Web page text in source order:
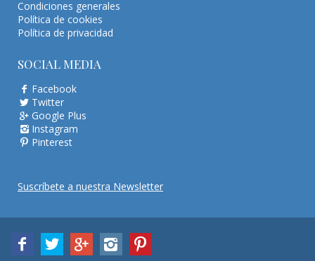
Condiciones generales
Política de cookies
Política de privacidad
SOCIAL MEDIA
Facebook
Twitter
Google Plus
Instagram
Pinterest
Suscríbete a nuestra Newsletter